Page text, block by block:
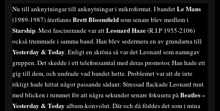
Nu till anknytningar till anknytningar i mikroformat. I bandetLe Mans
(1989-1987) återfannsBrett Bloomfieldsom senare blev medlem i
Starship. Mest fascinerande var attLeonard Haze(R.I.P 1955-2106)
också trummade i samma band. Han blev sedermera en av grundarna till
Yesterday & Today. Enligt en skröna så var det Leonard som namngav
gruppen. Det skedde i ett telefonsamtal med deras promotor. Han hade ett
gig till dem, och undrade vad bandet hette. Problemet var att de inte
riktigt hade hittat något passande sådant. Stressad flackade Leonard runt
med blicken i rummet för att några sekunder senare fokusera på Beatles –
Yesterday & Today album-konvolut. Där och då föddes det som i mina